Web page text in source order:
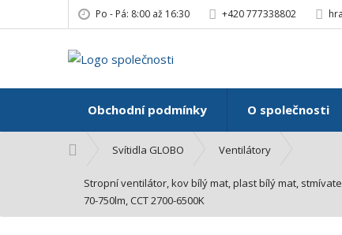
Po - Pá: 8:00 až 16:30 +420 777338802
Obchodní podmínky O společnosti
n
Svítidla GLOBO Ventilátory
Stropní ventilátor, kov bílý mat, plast bílý mat,
70-750lm, CCT 2700-6500K